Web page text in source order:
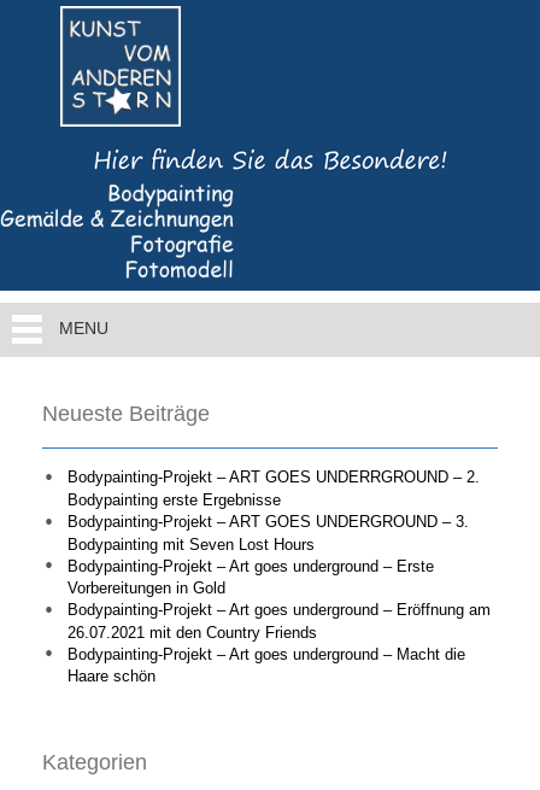
MENU
Neueste Beiträge
Bodypainting-Projekt – ART GOES UNDERRGROUND – 2.
Bodypainting erste Ergebnisse
Bodypainting-Projekt – ART GOES UNDERGROUND – 3.
Bodypainting mit Seven Lost Hours
Bodypainting-Projekt – Art goes underground – Erste
Vorbereitungen in Gold
Bodypainting-Projekt – Art goes underground – Eröffnung am
26.07.2021 mit den Country Friends
Bodypainting-Projekt – Art goes underground – Macht die
Haare schön
Kategorien